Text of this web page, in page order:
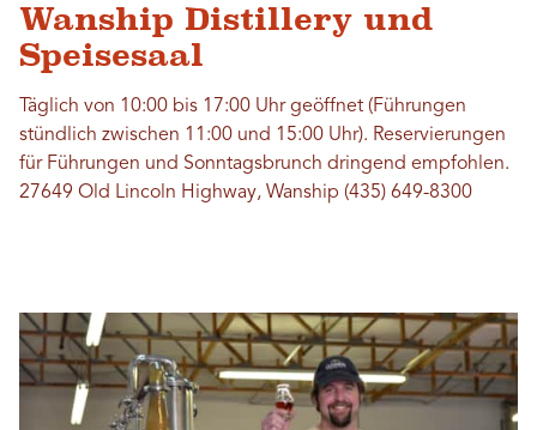
Wanship Distillery und
Speisesaal
Täglich von 10:00 bis 17:00 Uhr geöffnet (Führungen
stündlich zwischen 11:00 und 15:00 Uhr). Reservierungen
für Führungen und Sonntagsbrunch dringend empfohlen.
27649 Old Lincoln Highway, Wanship (435) 649-8300